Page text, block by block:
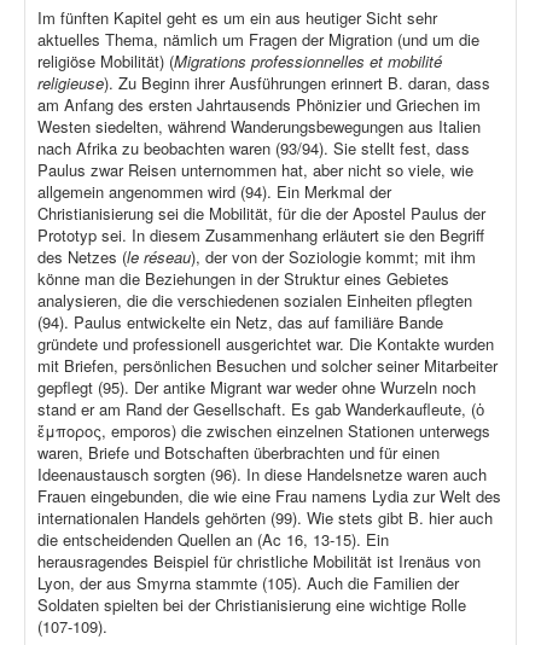
Im fünften Kapitel geht es um ein aus heutiger Sicht sehr
aktuelles Thema, nämlich um Fragen der Migration (und um die
religiöse Mobilität) (Migrations professionnelles et mobilité
religieuse). Zu Beginn ihrer Ausführungen erinnert B. daran, dass
am Anfang des ersten Jahrtausends Phönizier und Griechen im
Westen siedelten, während Wanderungsbewegungen aus Italien
nach Afrika zu beobachten waren (93/94). Sie stellt fest, dass
Paulus zwar Reisen unternommen hat, aber nicht so viele, wie
allgemein angenommen wird (94). Ein Merkmal der
Christianisierung sei die Mobilität, für die der Apostel Paulus der
Prototyp sei. In diesem Zusammenhang erläutert sie den Begriff
des Netzes (le réseau), der von der Soziologie kommt; mit ihm
könne man die Beziehungen in der Struktur eines Gebietes
analysieren, die die verschiedenen sozialen Einheiten pflegten
(94). Paulus entwickelte ein Netz, das auf familiäre Bande
gründete und professionell ausgerichtet war. Die Kontakte wurden
mit Briefen, persönlichen Besuchen und solcher seiner Mitarbeiter
gepflegt (95). Der antike Migrant war weder ohne Wurzeln noch
stand er am Rand der Gesellschaft. Es gab Wanderkaufleute, (ὁ
ἔμπορος, emporos) die zwischen einzelnen Stationen unterwegs
waren, Briefe und Botschaften überbrachten und für einen
Ideenaustausch sorgten (96). In diese Handelsnetze waren auch
Frauen eingebunden, die wie eine Frau namens Lydia zur Welt des
internationalen Handels gehörten (99). Wie stets gibt B. hier auch
die entscheidenden Quellen an (Ac 16, 13-15). Ein
herausragendes Beispiel für christliche Mobilität ist Irenäus von
Lyon, der aus Smyrna stammte (105). Auch die Familien der
Soldaten spielten bei der Christianisierung eine wichtige Rolle
(107-109).